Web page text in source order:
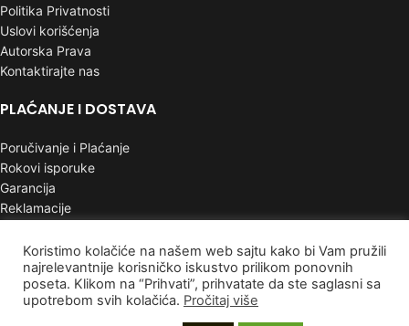
Politika Privatnosti
Uslovi korišćenja
Autorska Prava
Kontaktirajte nas
PLAĆANJE I DOSTAVA
Poručivanje i Plaćanje
Rokovi isporuke
Garancija
Reklamacije
INFORMACIJE
Mapa sajta
Najnoviji proizvodi
Koristimo kolačiće na našem web sajtu kako bi Vam pružili
najrelevantnije korisničko iskustvo prilikom ponovnih
poseta. Klikom na “Prihvati”, prihvatate da ste saglasni sa
upotrebom svih kolačića. Pročitaj više